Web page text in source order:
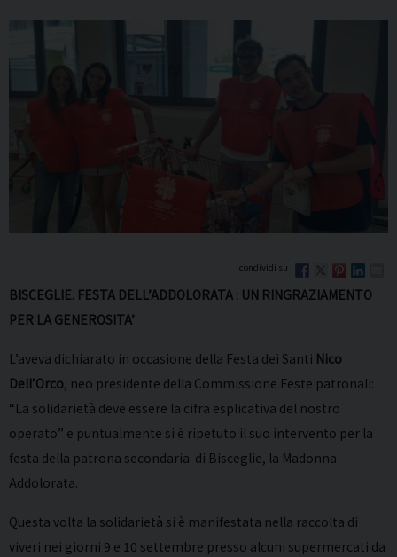
BISCEGLIE. FESTA DELL’ADDOLORATA : UN RINGRAZIAMENTO
PER LA GENEROSITA’
L’aveva dichiarato in occasione della Festa dei Santi Nico
Dell’Orco, neo presidente della Commissione Feste patronali:
“La solidarietà deve essere la cifra esplicativa del nostro
operato” e puntualmente si è ripetuto il suo intervento per la
festa della patrona secondaria di Bisceglie, la Madonna
Addolorata.
Questa volta la solidarietà si è manifestata nella raccolta di
viveri nei giorni 9 e 10 settembre presso alcuni supermercati da